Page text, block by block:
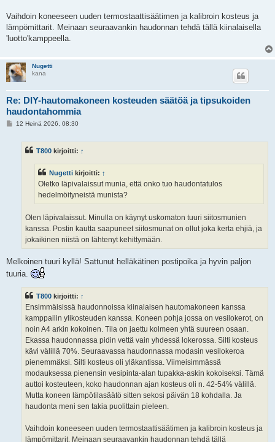
Vaihdoin koneeseen uuden termostaattisäätimen ja kalibroin kosteus ja
lämpömittarit. Meinaan seuraavankin haudonnan tehdä tällä kiinalaisella
'luotto'kamppeella.
Nugetti
kana
Re: DIY-hautomakoneen kosteuden säätöä ja tipsukoiden
haudontahommia
V12 Heinä 2026, 08:30
T800 kirjoitti: ↑
Nugetti kirjoitti: ↑
Oletko läpivalaissut munia, että onko tuo haudontatulos
hedelmöityneistä munista?
Olen läpivalaissut. Minulla on käynyt uskomaton tuuri siitosmunien
kanssa. Postin kautta saapuneet siitosmunat on ollut joka kerta ehjiä, ja
jokaikinen niistä on lähtenyt kehittymään.
Melkoinen tuuri kyllä! Sattunut helläkätinen postipoika ja hyvin paljon
tuuria.
T800 kirjoitti: ↑
Ensimmäisissä haudonnoissa kiinalaisen hautomakoneen kanssa
kamppailin ylikosteuden kanssa. Koneen pohja jossa on vesilokerot, on
noin A4 arkin kokoinen. Tila on jaettu kolmeen yhtä suureen osaan.
Ekassa haudonnassa pidin vettä vain yhdessä lokerossa. Silti kosteus
kävi välillä 70%. Seuraavassa haudonnassa modasin vesilokeroa
pienemmäksi. Silti kosteus oli yläkantissa. Viimeisimmässä
modauksessa pienensin vesipinta-alan tupakka-askin kokoiseksi. Tämä
auttoi kosteuteen, koko haudonnan ajan kosteus oli n. 42-54% välillä.
Mutta koneen lämpötilasäätö sitten sekosi päivän 18 kohdalla. Ja
haudonta meni sen takia puolittain pieleen.
Vaihdoin koneeseen uuden termostaattisäätimen ja kalibroin kosteus ja
lämpömittarit. Meinaan seuraavankin haudonnan tehdä tällä